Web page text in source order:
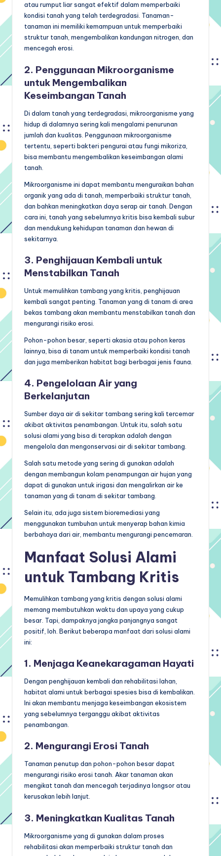
atau rumput liar sangat efektif dalam memperbaiki
kondisi tanah yang telah terdegradasi. Tanaman-
tanaman ini memiliki kemampuan untuk memperbaiki
struktur tanah, mengembalikan kandungan nitrogen, dan
mencegah erosi.
2. Penggunaan Mikroorganisme
untuk Mengembalikan
Keseimbangan Tanah
Di dalam tanah yang terdegradasi, mikroorganisme yang
hidup di dalamnya sering kali mengalami penurunan
jumlah dan kualitas. Penggunaan mikroorganisme
tertentu, seperti bakteri pengurai atau fungi mikoriza,
bisa membantu mengembalikan keseimbangan alami
tanah.
Mikroorganisme ini dapat membantu menguraikan bahan
organik yang ada di tanah, memperbaiki struktur tanah,
dan bahkan meningkatkan daya serap air tanah. Dengan
cara ini, tanah yang sebelumnya kritis bisa kembali subur
dan mendukung kehidupan tanaman dan hewan di
sekitarnya.
3. Penghijauan Kembali untuk
Menstabilkan Tanah
Untuk memulihkan tambang yang kritis, penghijauan
kembali sangat penting. Tanaman yang di tanam di area
bekas tambang akan membantu menstabilkan tanah dan
mengurangi risiko erosi.
Pohon-pohon besar, seperti akasia atau pohon keras
lainnya, bisa di tanam untuk memperbaiki kondisi tanah
dan juga memberikan habitat bagi berbagai jenis fauna.
4. Pengelolaan Air yang
Berkelanjutan
Sumber daya air di sekitar tambang sering kali tercemar
akibat aktivitas penambangan. Untuk itu, salah satu
solusi alami yang bisa di terapkan adalah dengan
mengelola dan mengonservasi air di sekitar tambang.
Salah satu metode yang sering di gunakan adalah
dengan membangun kolam penampungan air hujan yang
dapat di gunakan untuk irigasi dan mengalirkan air ke
tanaman yang di tanam di sekitar tambang.
Selain itu, ada juga sistem bioremediasi yang
menggunakan tumbuhan untuk menyerap bahan kimia
berbahaya dari air, membantu mengurangi pencemaran.
Manfaat Solusi Alami
untuk Tambang Kritis
Memulihkan tambang yang kritis dengan solusi alami
memang membutuhkan waktu dan upaya yang cukup
besar. Tapi, dampaknya jangka panjangnya sangat
positif, loh. Berikut beberapa manfaat dari solusi alami
ini:
1. Menjaga Keanekaragaman Hayati
Dengan penghijauan kembali dan rehabilitasi lahan,
habitat alami untuk berbagai spesies bisa di kembalikan.
Ini akan membantu menjaga keseimbangan ekosistem
yang sebelumnya terganggu akibat aktivitas
penambangan.
2. Mengurangi Erosi Tanah
Tanaman penutup dan pohon-pohon besar dapat
mengurangi risiko erosi tanah. Akar tanaman akan
mengikat tanah dan mencegah terjadinya longsor atau
kerusakan lebih lanjut.
3. Meningkatkan Kualitas Tanah
Mikroorganisme yang di gunakan dalam proses
rehabilitasi akan memperbaiki struktur tanah dan